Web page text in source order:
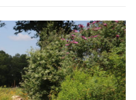
a
t
i
o
n